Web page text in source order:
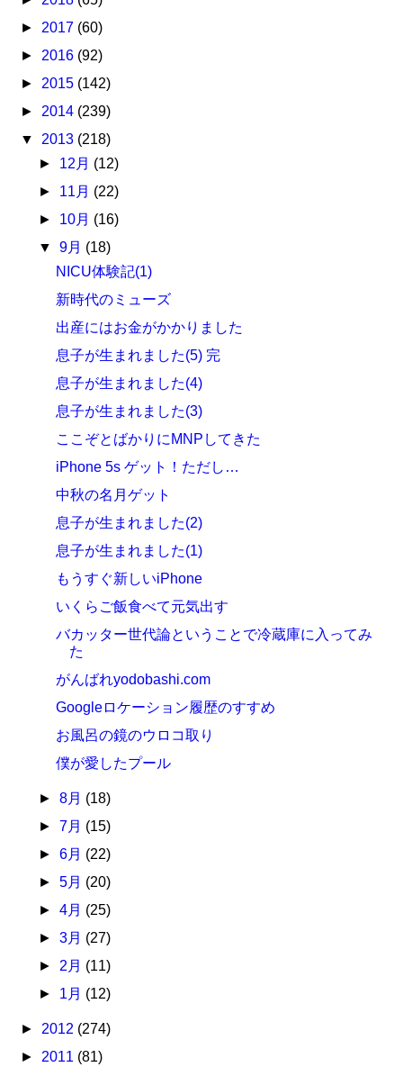
► 2017 (60)
► 2016 (92)
► 2015 (142)
► 2014 (239)
▼ 2013 (218)
► 12月 (12)
► 11月 (22)
► 10月 (16)
▼ 9月 (18)
NICU体験記(1)
新時代のミューズ
出産にはお金がかかりました
息子が生まれました(5) 完
息子が生まれました(4)
息子が生まれました(3)
ここぞとばかりにMNPしてきた
iPhone 5s ゲット！ただし…
中秋の名月ゲット
息子が生まれました(2)
息子が生まれました(1)
もうすぐ新しいiPhone
いくらご飯食べて元気出す
バカッター世代論ということで冷蔵庫に入ってみ
た
がんばれyodobashi.com
Googleロケーション履歴のすすめ
お風呂の鏡のウロコ取り
僕が愛したプール
► 8月 (18)
► 7月 (15)
► 6月 (22)
► 5月 (20)
► 4月 (25)
► 3月 (27)
► 2月 (11)
► 1月 (12)
► 2012 (274)
► 2011 (81)